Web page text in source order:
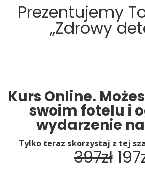
Prezentujemy
„Zdrowy
Kurs Online.
swoim fotelu i
wydarzenie
Tylko teraz skorzystaj z tej
397zł